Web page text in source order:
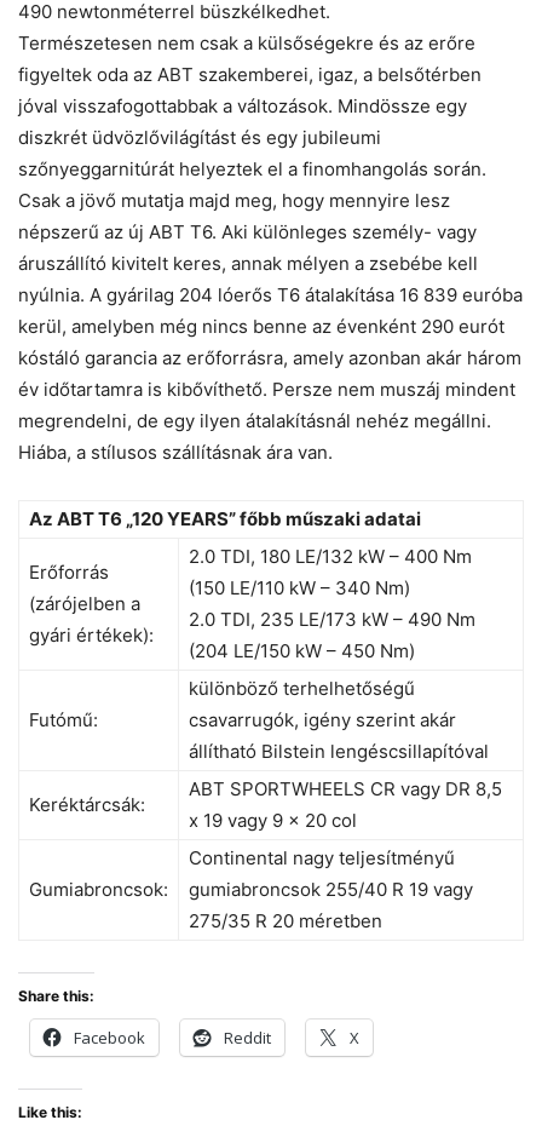
490 newtonméterrel büszkélkedhet.
Természetesen nem csak a külsőségekre és az erőre
figyeltek oda az ABT szakemberei, igaz, a belsőtérben
jóval visszafogottabbak a változások. Mindössze egy
diszkrét üdvözlővilágítást és egy jubileumi
szőnyeggarnitúrát helyeztek el a finomhangolás során.
Csak a jövő mutatja majd meg, hogy mennyire lesz
népszerű az új ABT T6. Aki különleges személy- vagy
áruszállító kivitelt keres, annak mélyen a zsebébe kell
nyúlnia. A gyárilag 204 lóerős T6 átalakítása 16 839 euróba
kerül, amelyben még nincs benne az évenként 290 eurót
kóstáló garancia az erőforrásra, amely azonban akár három
év időtartamra is kibővíthető. Persze nem muszáj mindent
megrendelni, de egy ilyen átalakításnál nehéz megállni.
Hiába, a stílusos szállításnak ára van.
Az ABT T6 „120 YEARS” főbb műszaki adatai
Erőforrás
(zárójelben a
gyári értékek):
2.0 TDI, 180 LE/132 kW – 400 Nm
(150 LE/110 kW – 340 Nm)
2.0 TDI, 235 LE/173 kW – 490 Nm
(204 LE/150 kW – 450 Nm)
Futómű:
különböző terhelhetőségű
csavarrugók, igény szerint akár
állítható Bilstein lengéscsillapítóval
Keréktárcsák:
ABT SPORTWHEELS CR vagy DR 8,5
x 19 vagy 9 x 20 col
Gumiabroncsok:
Continental nagy teljesítményű
gumiabroncsok 255/40 R 19 vagy
275/35 R 20 méretben
Share this:
Facebook Reddit X
Like this: